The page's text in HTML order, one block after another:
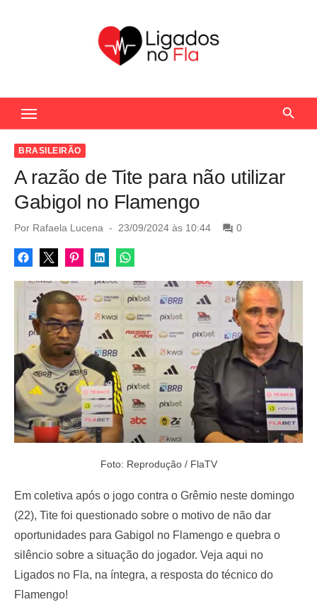
c
BRASILEIRÃO
A razão de Tite para não utilizar
Gabigol no Flamengo
Por Rafaela Lucena
P
s
t
d
23/09/2024 às 10:44 0
Foto: Reprodução / FlaTV
Em coletiva após o jogo contra o Grêmio neste domingo
(22), Tite foi questionado sobre o motivo de não dar
oportunidades para Gabigol no Flamengo e quebra o
silêncio sobre a situação do jogador. Veja aqui no
Ligados no Fla, na íntegra, a resposta do técnico do
Flamengo!